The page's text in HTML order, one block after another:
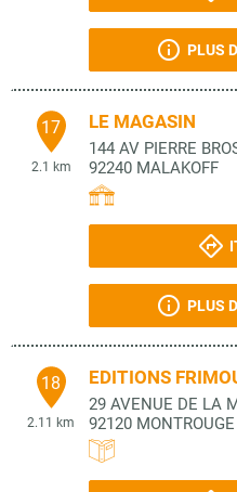
PLUS
17
2.1 km
LE MAGASIN
144 AV PIERRE
92240 MALAKOFF
PLUS
18
2.11 km
EDITIONS
29 AVENUE DE LA
92120 MONTROUGE